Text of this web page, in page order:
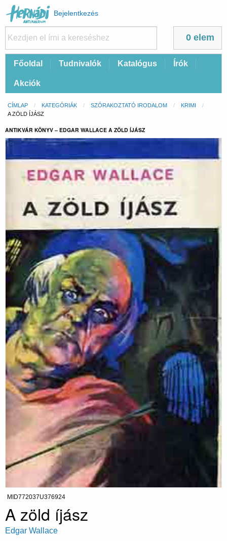
Felhasználói
fiók
menüje
Bejelentkezés
0 elem
FőFőoldal Tudnivalók Katalógus Írók
Akciók
Morzsa
CÍMLAP KATEGÓRIÁK SZÓRAKOZTATÓ IRODALOM
KRIMI
CURRENT:
A ZÖLD ÍJÁSZ
ANTIKVÁR KÖNYV – EDGAR WALLACE A ZÖLD ÍJÁSZ
MID772037U376924
A zöld íjász
Edgar Wallace